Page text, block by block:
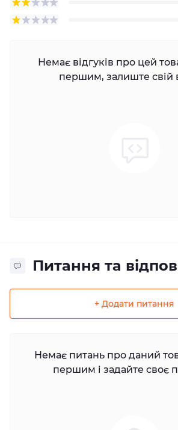
Немає відгуків про цей
першим, залиште свій
Питання та
+ Додати питання
Немає питань про даний
першим і задайте своє